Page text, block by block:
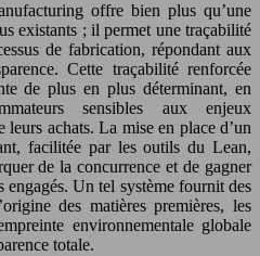
offre bien plus qu’une
existants ; il permet une traçabilité
de fabrication, répondant aux
Cette traçabilité renforcée
de plus en plus déterminant, en
sensibles aux enjeux
achats. La mise en place d’un
facilitée par les outils du Lean,
de la concurrence et de gagner
engagés. Un tel système fournit des
des matières premières, les
environnementale globale
totale.